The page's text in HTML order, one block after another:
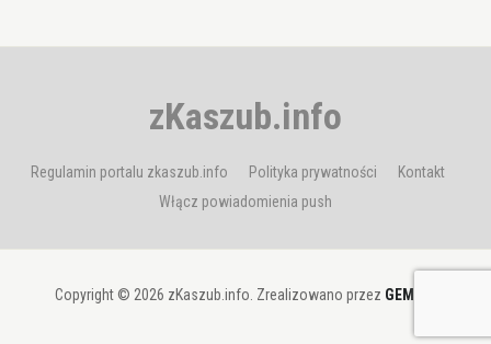
zKaszub.info
Regulamin portalu zkaszub.info Polityka prywatności
Kontakt
Włącz powiadomienia push
Copyright © 2026 zKaszub.info. Zrealizowano przez GEMBIT